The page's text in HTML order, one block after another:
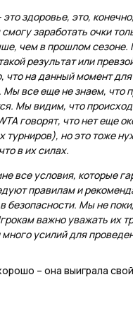
здоровье, это,
заработать очки
чем в прошлом сезоне.
результат или
на данный момент
Мы все еще не знаем,
Мы видим, что
говорят, что нет еще
турниров), но это тоже
в их силах.
все условия, которые
правилам и
безопасности. Мы не
важно уважать их
усилий для
– она выиграла